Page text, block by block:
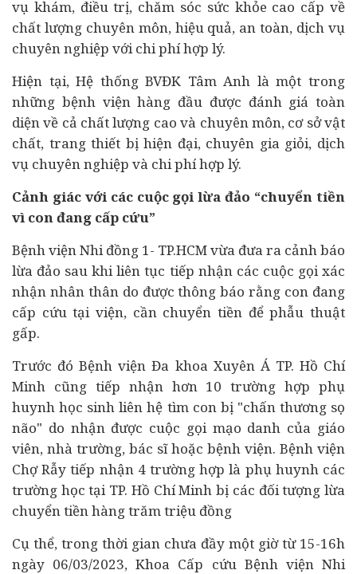
vụ khám, điều trị, chăm sóc sức khỏe cao cấp về
chất lượng chuyên môn, hiệu quả, an toàn, dịch vụ
chuyên nghiệp với chi phí hợp lý.
Hiện tại, Hệ thống BVĐK Tâm Anh là một trong
những bệnh viện hàng đầu được đánh giá toàn
diện về cả chất lượng cao và chuyên môn, cơ sở vật
chất, trang thiết bị hiện đại, chuyên gia giỏi, dịch
vụ chuyên nghiệp và chi phí hợp lý.
Cảnh giác với các cuộc gọi lừa đảo “chuyển tiền
vì con đang cấp cứu”
Bệnh viện Nhi đồng 1- TP.HCM vừa đưa ra cảnh báo
lừa đảo sau khi liên tục tiếp nhận các cuộc gọi xác
nhận nhân thân do được thông báo rằng con đang
cấp cứu tại viện, cần chuyển tiền để phẫu thuật
gấp.
Trước đó Bệnh viện Đa khoa Xuyên Á TP. Hồ Chí
Minh cũng tiếp nhận hơn 10 trường hợp phụ
huynh học sinh liên hệ tìm con bị "chấn thương sọ
não" do nhận được cuộc gọi mạo danh của giáo
viên, nhà trường, bác sĩ hoặc bệnh viện. Bệnh viện
Chợ Rẫy tiếp nhận 4 trường hợp là phụ huynh các
trường học tại TP. Hồ Chí Minh bị các đối tượng lừa
chuyển tiền hàng trăm triệu đồng
Cụ thể, trong thời gian chưa đầy một giờ từ 15-16h
ngày 06/03/2023, Khoa Cấp cứu Bệnh viện Nhi